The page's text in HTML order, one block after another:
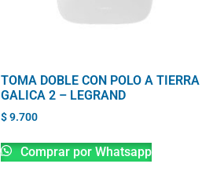
TOMA DOBLE CON POLO A TIERRA
GALICA 2 – LEGRAND
$9.700
Comprar por Whatsapp